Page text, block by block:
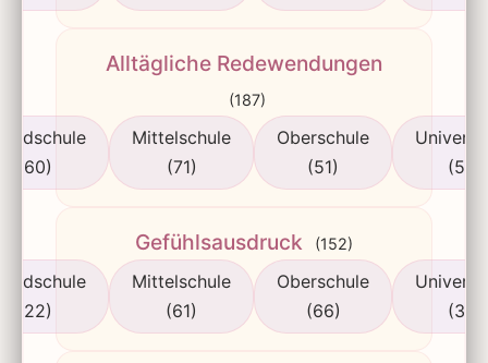
Alltägliche Redewendungen
(187)
(60)
Mittelschule
(71)
Oberschule
(51)
(5)
Gefühlsausdruck (152)
(22)
Mittelschule
(61)
Oberschule
(66)
(3)